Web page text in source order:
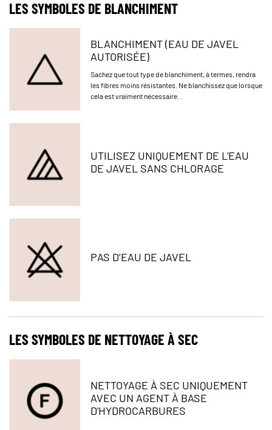
LES SYMBOLES DE BLANCHIMENT​​​​​​​
BLANCHIMENT (EAU DE JAVEL
AUTORISÉE)
Sachez que tout type de blanchiment, à termes, rendra
les fibres moins résistantes. Ne blanchissez que lorsque
cela est vraiment nécessaire. .
UTILISEZ UNIQUEMENT DE L'EAU
DE JAVEL SANS CHLORAGE
PAS D’EAU DE JAVEL
LES SYMBOLES DE NETTOYAGE À SEC​​​​​​​
NETTOYAGE À SEC UNIQUEMENT
AVEC UN AGENT À BASE
D'HYDROCARBURES